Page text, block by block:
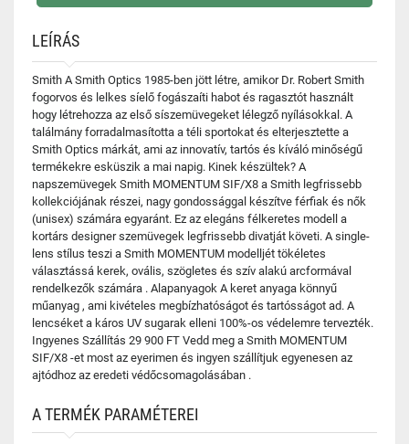
LEÍRÁS
Smith A Smith Optics 1985-ben jött létre, amikor Dr. Robert Smith
fogorvos és lelkes síelő fogászaíti habot és ragasztót használt
hogy létrehozza az első síszemüvegeket lélegző nyílásokkal. A
találmány forradalmasította a téli sportokat és elterjesztette a
Smith Optics márkát, ami az innovatív, tartós és kíváló minőségű
termékekre esküszik a mai napig. Kinek készültek? A
napszemüvegek Smith MOMENTUM SIF/X8 a Smith legfrissebb
kollekciójának részei, nagy gondossággal készítve férfiak és nők
(unisex) számára egyaránt. Ez az elegáns félkeretes modell a
kortárs designer szemüvegek legfrissebb divatját követi. A single-
lens stílus teszi a Smith MOMENTUM modelljét tökéletes
választássá kerek, ovális, szögletes és szív alakú arcformával
rendelkezők számára . Alapanyagok A keret anyaga könnyű
műanyag , ami kivételes megbízhatóságot és tartósságot ad. A
lencséket a káros UV sugarak elleni 100%-os védelemre tervezték.
Ingyenes Szállítás 29 900 FT Vedd meg a Smith MOMENTUM
SIF/X8 -et most az eyerimen és ingyen szállítjuk egyenesen az
ajtódhoz az eredeti védőcsomagolásában .
A TERMÉK PARAMÉTEREI